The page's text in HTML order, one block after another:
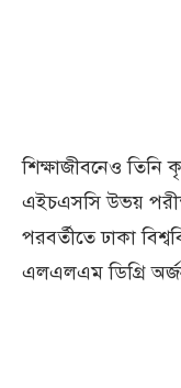
শিক্ষাজীবনেও তিনি
এইচএসসি উভয়
পরবর্তীতে ঢাকা
এলএলএম ডিগ্রি